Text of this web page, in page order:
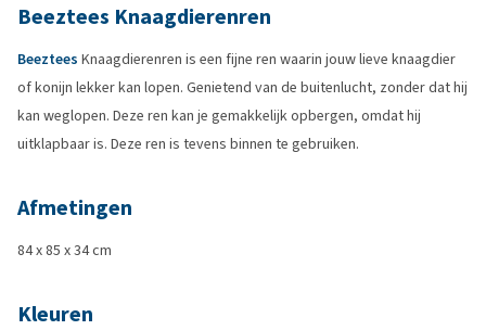
Beeztees Knaagdierenren
Beeztees Knaagdierenren is een fijne ren waarin jouw lieve knaagdier
of konijn lekker kan lopen. Genietend van de buitenlucht, zonder dat hij
kan weglopen. Deze ren kan je gemakkelijk opbergen, omdat hij
uitklapbaar is. Deze ren is tevens binnen te gebruiken.
Afmetingen
84 x 85 x 34 cm
Kleuren